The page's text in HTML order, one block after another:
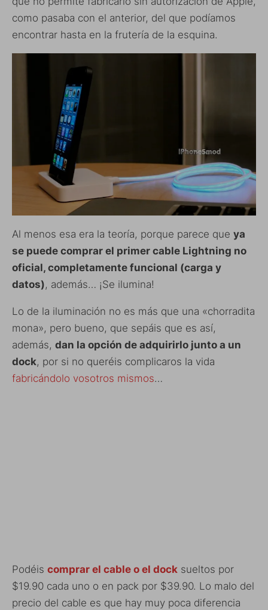
como pasaba con el anterior, del que podíamos
encontrar hasta en la frutería de la esquina.
Al menos esa era la teoría, porque parece que ya
se puede comprar el primer cable Lightning no
oficial, completamente funcional (carga y
datos), además… ¡Se ilumina!
Lo de la iluminación no es más que una «chorradita
mona», pero bueno, que sepáis que es así,
además, dan la opción de adquirirlo junto a un
dock, por si no queréis complicaros la vida
fabricándolo vosotros mismos…
Podéis comprar el cable o el dock sueltos por
$19.90 cada uno o en pack por $39.90. Lo malo del
precio del cable es que hay muy poca diferencia